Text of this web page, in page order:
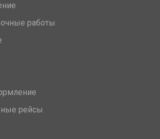
работы
рейсы